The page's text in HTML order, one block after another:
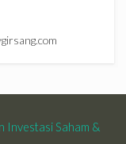
Investasi Saham &